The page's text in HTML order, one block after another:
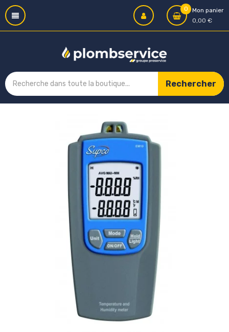
0
Mon panier
0,00 €
Rechercher